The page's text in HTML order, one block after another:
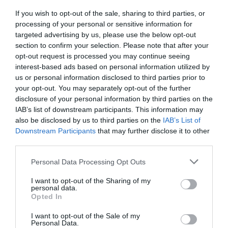
If you wish to opt-out of the sale, sharing to third parties, or
processing of your personal or sensitive information for
targeted advertising by us, please use the below opt-out
section to confirm your selection. Please note that after your
opt-out request is processed you may continue seeing
interest-based ads based on personal information utilized by
us or personal information disclosed to third parties prior to
your opt-out. You may separately opt-out of the further
disclosure of your personal information by third parties on the
IAB’s list of downstream participants. This information may
also be disclosed by us to third parties on the IAB’s List of
Downstream Participants that may further disclose it to other
Personal Data Processing Opt Outs
I want to opt-out of the Sharing of my
personal data.
Opted In
I want to opt-out of the Sale of my
Personal Data.
Parques naturales. El Parque Nacional de Peneda-
Gerás es una opción perfecta para los amantes de la
naturaleza y las actividades al aire libre.
Consejos para ahorrar en tu viaje a
Oporto
Si estás planeando visitar Oporto, hay formas de optimizar
tu presupuesto y seguir disfrutando de esta maravillosa
ciudad sin comprometer tu experiencia. Aquí algunos
Planifica con antelación.Reserva tu alojamiento y
transporte con suficiente tiempo para aprovechar las
mejores ofertas. Ten en cuenta que algunas plataformas
nueva tasa.